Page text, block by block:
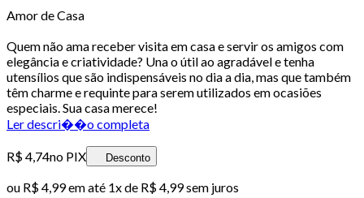
Amor de Casa
Quem não ama receber visita em casa e servir os amigos com
elegância e criatividade? Una o útil ao agradável e tenha
utensílios que são indispensáveis no dia a dia, mas que também
têm charme e requinte para serem utilizados em ocasiões
especiais. Sua casa merece!
Ler descri��o completa
R$ 4,74no PIX Desconto
ou R$ 4,99em até 1x de R$ 4,99sem juros